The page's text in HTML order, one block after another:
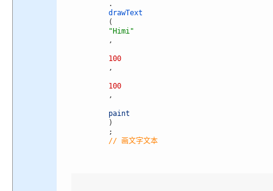
.
drawText
(
"Himi"
,
100
,
100
,
paint
)
;
// 画文字文本